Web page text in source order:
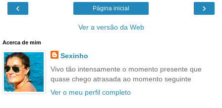
‹ ›
Página inicial
Ver a versão da Web
Acerca de mim
Sexinho
Vivo tão intensamente o momento presente que
quase chego atrasada ao momento seguinte
Ver o meu perfil completo